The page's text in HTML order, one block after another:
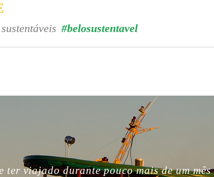
#belosustentavel
So beautiful people, nature, without